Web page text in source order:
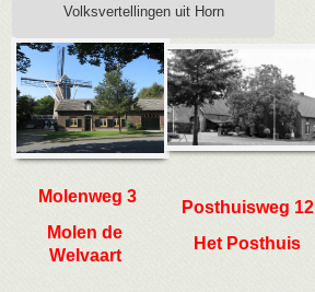
Volksvertellingen uit Horn
Molenweg 3
Molen de
Welvaart
Posthuisweg 12
Het Posthuis